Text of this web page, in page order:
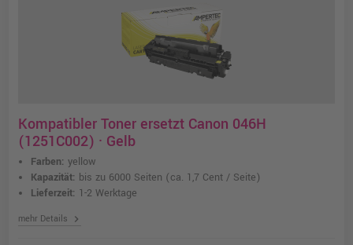
Kompatibler Toner ersetzt Canon 046H
(1251C002) · Gelb
Farben: yellow
Kapazität: bis zu 6000 Seiten (ca. 1,7 Cent / Seite)
Lieferzeit: 1-2 Werktage
mehr Details chevron_right